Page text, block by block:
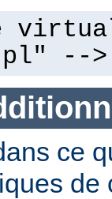
-->
ce
de